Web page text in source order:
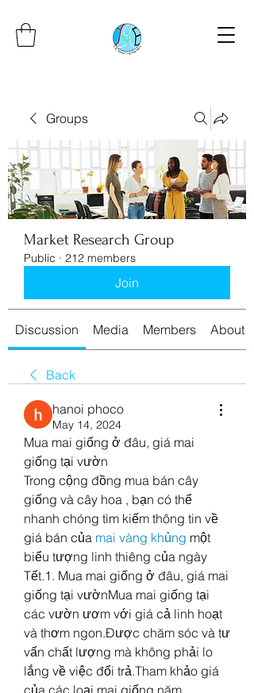
Groups
Market Research Group
Public · 212 members
Join
Discussion Media Members About
Back
hanoi phoco
May 14, 2024
Mua mai giống ở đâu, giá mai
giống tại vườn
Trong cộng đồng mua bán cây
giống và cây hoa , bạn có thể
nhanh chóng tìm kiếm thông tin về
giá bán của mai vàng khủng một
biểu tượng linh thiêng của ngày
Tết.1. Mua mai giống ở đâu, giá mai
giống tại vườnMua mai giống tại
các vườn ươm với giá cả linh hoạt
và thơm ngon.Được chăm sóc và tư
vấn chất lượng mà không phải lo
lắng về việc đổi trả.Tham khảo giá
của các loại mai giống năm